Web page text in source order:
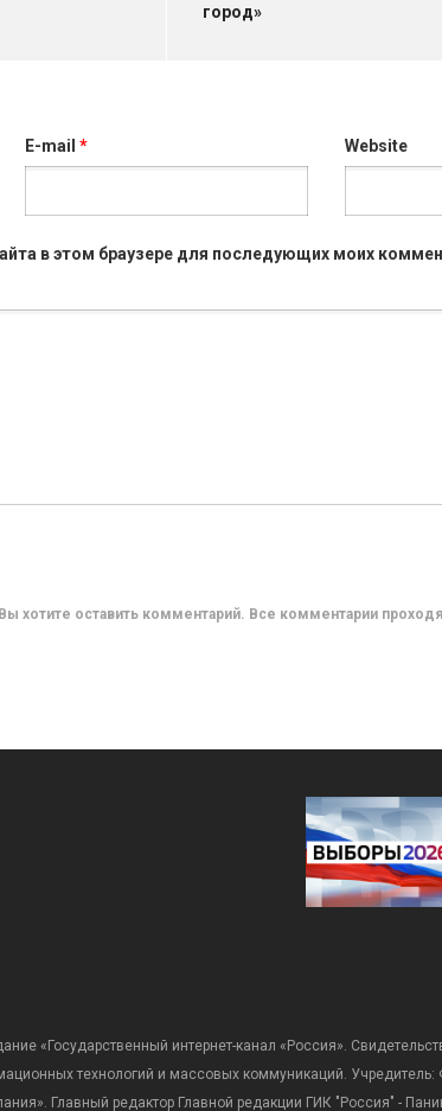
город»
E-mail* Website
в этом браузере для последующих моих
хотите оставить комментарий. Все комментарии
«Государственный интернет-канал «Россия».
технологий и массовых коммуникаций.
Главный редактор Главной редакции ГИК "Россия" -